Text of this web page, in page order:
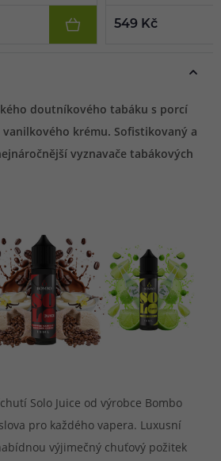
549 Kč
doutníkového tabáku s porcí
krému. Sofistikovaný a
vyznavače tabákových
Solo Juice od výrobce Bombo
pro každého vapera. Luxusní
výjimečný chuťový požitek